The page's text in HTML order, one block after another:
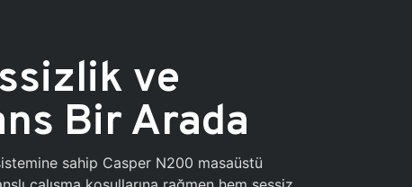
ve
Bir Arada
sahip Casper N200 masaüstü